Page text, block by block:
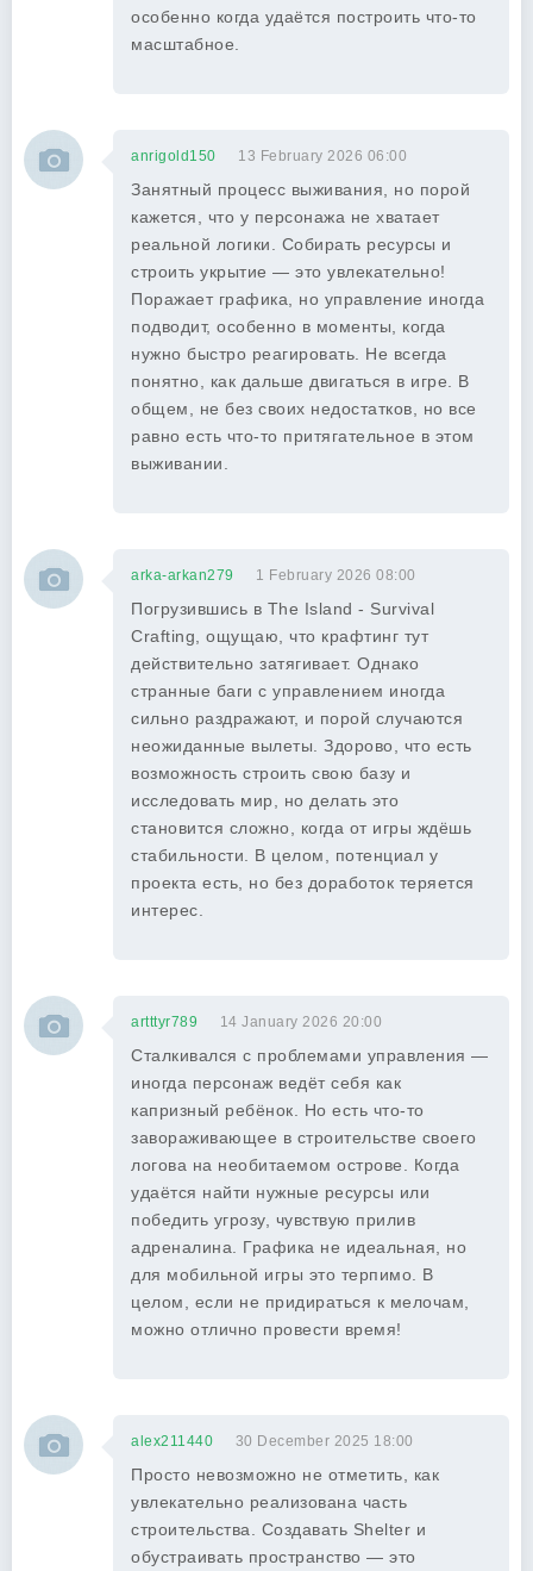
особенно когда удаётся построить что-то
масштабное.
anrigold150 13 February 2026 06:00
Занятный процесс выживания, но порой
кажется, что у персонажа не хватает
реальной логики. Собирать ресурсы и
строить укрытие — это увлекательно!
Поражает графика, но управление иногда
подводит, особенно в моменты, когда
нужно быстро реагировать. Не всегда
понятно, как дальше двигаться в игре. В
общем, не без своих недостатков, но все
равно есть что-то притягательное в этом
выживании.
arka-arkan279 1 February 2026 08:00
Погрузившись в The Island - Survival
Crafting, ощущаю, что крафтинг тут
действительно затягивает. Однако
странные баги с управлением иногда
сильно раздражают, и порой случаются
неожиданные вылеты. Здорово, что есть
возможность строить свою базу и
исследовать мир, но делать это
становится сложно, когда от игры ждёшь
стабильности. В целом, потенциал у
проекта есть, но без доработок теряется
интерес.
artttyr789 14 January 2026 20:00
Сталкивался с проблемами управления —
иногда персонаж ведёт себя как
капризный ребёнок. Но есть что-то
завораживающее в строительстве своего
логова на необитаемом острове. Когда
удаётся найти нужные ресурсы или
победить угрозу, чувствую прилив
адреналина. Графика не идеальная, но
для мобильной игры это терпимо. В
целом, если не придираться к мелочам,
можно отлично провести время!
alex211440 30 December 2025 18:00
Просто невозможно не отметить, как
увлекательно реализована часть
строительства. Создавать Shelter и
обустраивать пространство — это